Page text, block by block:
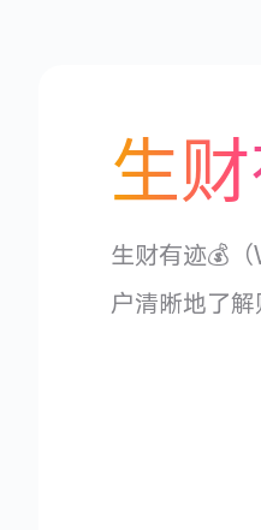
生
生财有迹💰
户清晰地了